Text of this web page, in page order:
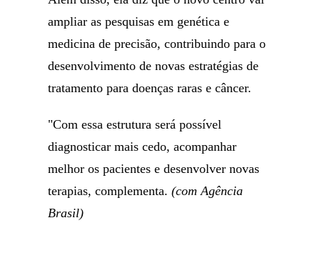
ampliar as pesquisas em genética e
medicina de precisão, contribuindo para o
desenvolvimento de novas estratégias de
tratamento para doenças raras e câncer.
"Com essa estrutura será possível
diagnosticar mais cedo, acompanhar
melhor os pacientes e desenvolver novas
terapias, complementa.(com Agência
Brasil)